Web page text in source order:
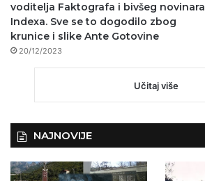
voditelja Faktografa i bivšeg novinara
Indexa. Sve se to dogodilo zbog
krunice i slike Ante Gotovine
20/12/2023
Učitaj više
NAJNOVIJE